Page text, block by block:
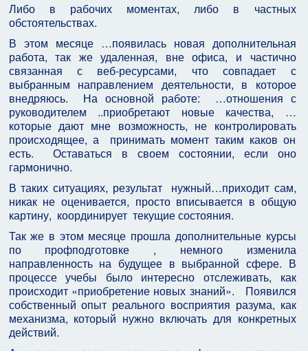
Либо в рабочих моментах, либо в частных
обстоятельствах.
В этом месяце …появилась новая дополнительная
работа, так же удаленная, вне офиса, и частично
связанная с веб-ресурсами, что совпадает с
выбранным направлением деятельности, в которое
внедряюсь. На основной работе: …отношения с
руководителем ..приобретают новые качества, …
которые дают мне возможность, не контролировать
происходящее, а принимать момент таким каков он
есть. Оставаться в своем состоянии, если оно
гармонично.
В таких ситуациях, результат нужный…приходит сам,
никак не оценивается, просто вписывается в общую
картину, координирует текущие состояния.
Так же в этом месяце прошла дополнительные курсы
по профподготовке , немного изменила
направленность на будущее в выбранной сфере. В
процессе учебы было интересно отслеживать, как
происходит «приобретение новых знаний». Появился
собственный опыт реального восприятия разума, как
механизма, который нужно включать для конкретных
действий.